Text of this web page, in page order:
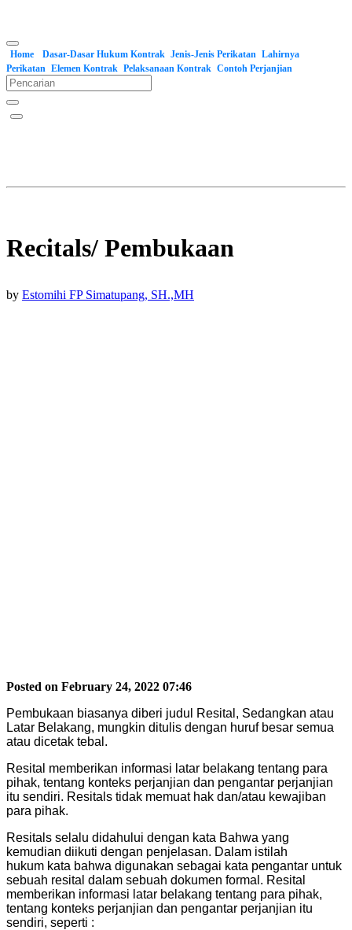
Home Dasar-Dasar Hukum Kontrak Jenis-Jenis Perikatan Lahirnya
Perikatan Elemen Kontrak Pelaksanaan Kontrak Contoh Perjanjian
Recitals/ Pembukaan
by Estomihi FP Simatupang, SH.,MH
Posted on February 24, 2022 07:46
Pembukaan biasanya diberi judul Resital, Sedangkan atau
Latar Belakang, mungkin ditulis dengan huruf besar semua
atau dicetak tebal.
Resital memberikan informasi latar belakang tentang para
pihak, tentang konteks perjanjian dan pengantar perjanjian
itu sendiri. Resitals tidak memuat hak dan/atau kewajiban
para pihak.
Resitals selalu didahului dengan kata Bahwa yang
kemudian diikuti dengan penjelasan. Dalam istilah
hukum kata bahwa digunakan sebagai kata pengantar untuk
sebuah resital dalam sebuah dokumen formal. Resital
memberikan informasi latar belakang tentang para pihak,
tentang konteks perjanjian dan pengantar perjanjian itu
sendiri, seperti :